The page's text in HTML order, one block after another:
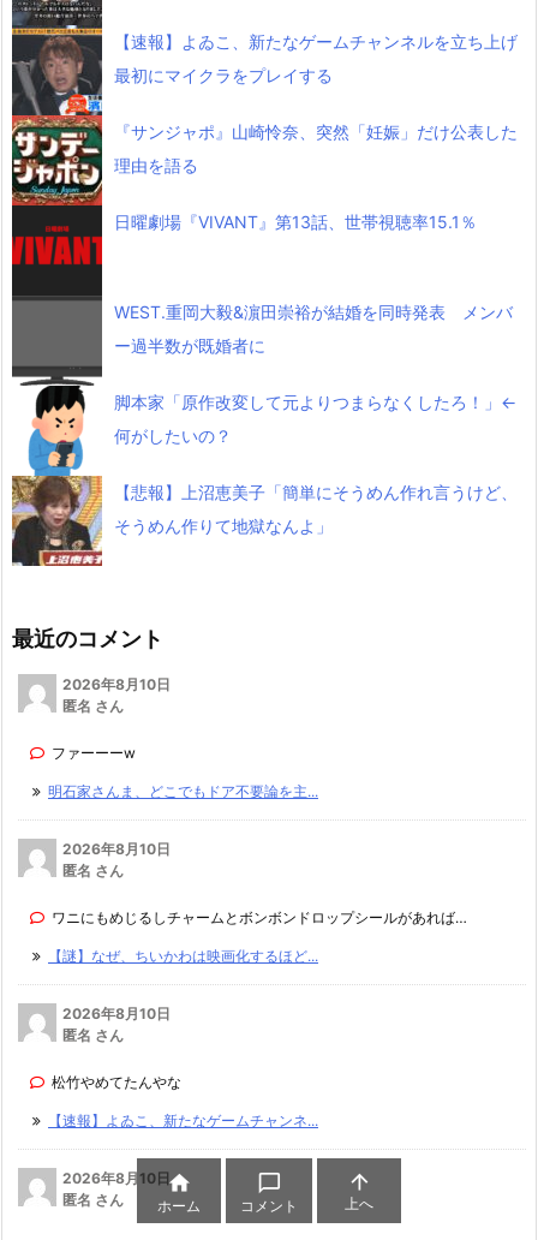
【速報】よゐこ、新たなゲームチャンネルを立ち上げ
最初にマイクラをプレイする
『サンジャポ』山崎怜奈、突然「妊娠」だけ公表した
理由を語る
日曜劇場『VIVANT』第13話、世帯視聴率15.1％
WEST.重岡大毅&濵田崇裕が結婚を同時発表 メンバ
ー過半数が既婚者に
脚本家「原作改変して元よりつまらなくしたろ！」←
何がしたいの？
【悲報】上沼恵美子「簡単にそうめん作れ言うけど、
そうめん作りて地獄なんよ」
最近のコメント
2026年8月10日
匿名 さん
ファーーーw
明石家さんま、どこでもドア不要論を主...
2026年8月10日
匿名 さん
ワニにもめじるしチャームとボンボンドロップシールがあれば…
【謎】なぜ、ちいかわは映画化するほど...
2026年8月10日
匿名 さん
松竹やめてたんやな
【速報】よゐこ、新たなゲームチャンネ...
2026年8月10日
匿名 さん

ホーム

コメント

上へ